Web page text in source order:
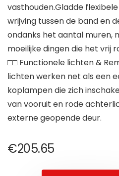
vasthouden.Gladde
wrijving tussen de band en
ondanks het aantal muren,
moeilijke dingen die het vrij
□□ Functionele lichten &
lichten werken net als een
koplampen die zich
van vooruit en rode
externe geopende deur.
€205.65